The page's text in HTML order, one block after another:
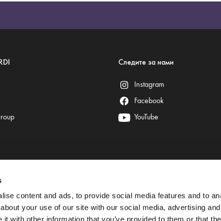
content and ads, to provide social media features and to
your use of our site with our social media, advertising
with other information that you’ve provided to them or that
Следите за нами
Instagram
Facebook
YouTube